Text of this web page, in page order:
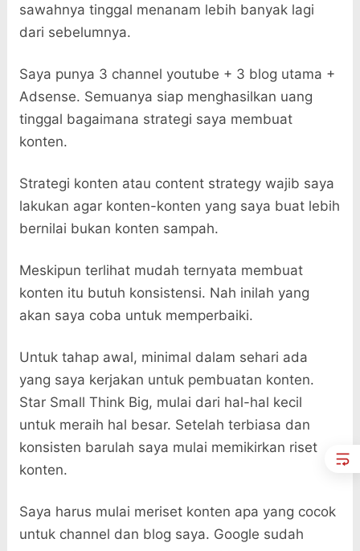
sawahnya tinggal menanam lebih banyak lagi
dari sebelumnya.
Saya punya 3 channel youtube + 3 blog utama +
Adsense. Semuanya siap menghasilkan uang
tinggal bagaimana strategi saya membuat
konten.
Strategi konten atau content strategy wajib saya
lakukan agar konten-konten yang saya buat lebih
bernilai bukan konten sampah.
Meskipun terlihat mudah ternyata membuat
konten itu butuh konsistensi. Nah inilah yang
akan saya coba untuk memperbaiki.
Untuk tahap awal, minimal dalam sehari ada
yang saya kerjakan untuk pembuatan konten.
Star Small Think Big, mulai dari hal-hal kecil
untuk meraih hal besar. Setelah terbiasa dan
konsisten barulah saya mulai memikirkan riset
konten.
Saya harus mulai meriset konten apa yang cocok
untuk channel dan blog saya. Google sudah